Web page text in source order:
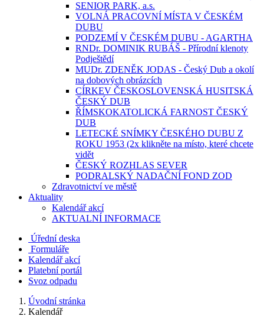
SENIOR PARK, a.s.
VOLNÁ PRACOVNÍ MÍSTA V ČESKÉM
DUBU
PODZEMÍ V ČESKÉM DUBU - AGARTHA
RNDr. DOMINIK RUBÁŠ - Přírodní klenoty
Podještědí
MUDr. ZDENĚK JODAS - Český Dub a okolí
na dobových obrázcích
CÍRKEV ČESKOSLOVENSKÁ HUSITSKÁ
ČESKÝ DUB
ŘÍMSKOKATOLICKÁ FARNOST ČESKÝ
DUB
LETECKÉ SNÍMKY ČESKÉHO DUBU Z
ROKU 1953 (2x klikněte na místo, které chcete
vidět
ČESKÝ ROZHLAS SEVER
PODRALSKÝ NADAČNÍ FOND ZOD
Zdravotnictví ve městě
Aktuality
Kalendář akcí
AKTUALNÍ INFORMACE
Úřední deska
Formuláře
Kalendář akcí
Platební portál
Svoz odpadu
Úvodní stránka
Kalendář